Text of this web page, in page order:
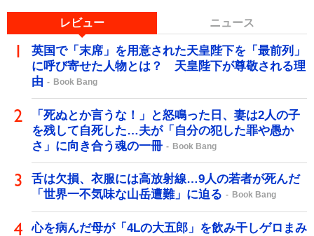
レビュー ニュース
英国で「末席」を用意された天皇陛下を「最前列」
に呼び寄せた人物とは？ 天皇陛下が尊敬される理
由
Book Bang
「死ぬとか言うな！」と怒鳴った日、妻は2人の子
を残して自死した…夫が「自分の犯した罪や愚か
さ」に向き合う魂の一冊
Book Bang
舌は欠損、衣服には高放射線…9人の若者が死んだ
「世界一不気味な山岳遭難」に迫る
Book Bang
心を病んだ母が「4Lの大五郎」を飲み干しゲロまみ